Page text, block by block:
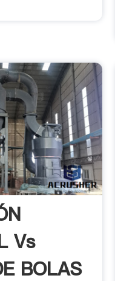
Vs
BOLAS